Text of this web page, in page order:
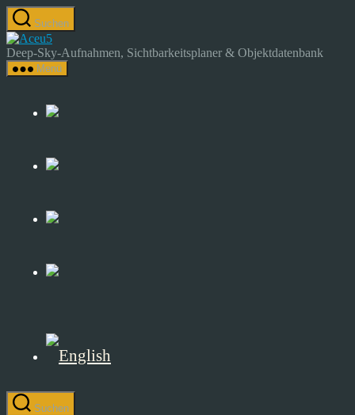
Zum
Inhalt
springen
Suchen
Astrocamp
–
Astrofotografie
Sky-
Deep-Sky-Aufnahmen, Sichtbarkeitsplaner & Objektdatenbank
Menü
Suchen